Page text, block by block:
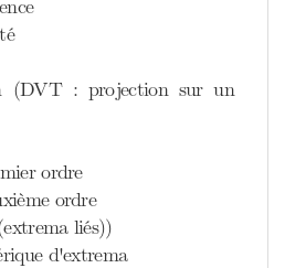
(DVT : projection sur un
ordre
ordre
liés))
d'extrema